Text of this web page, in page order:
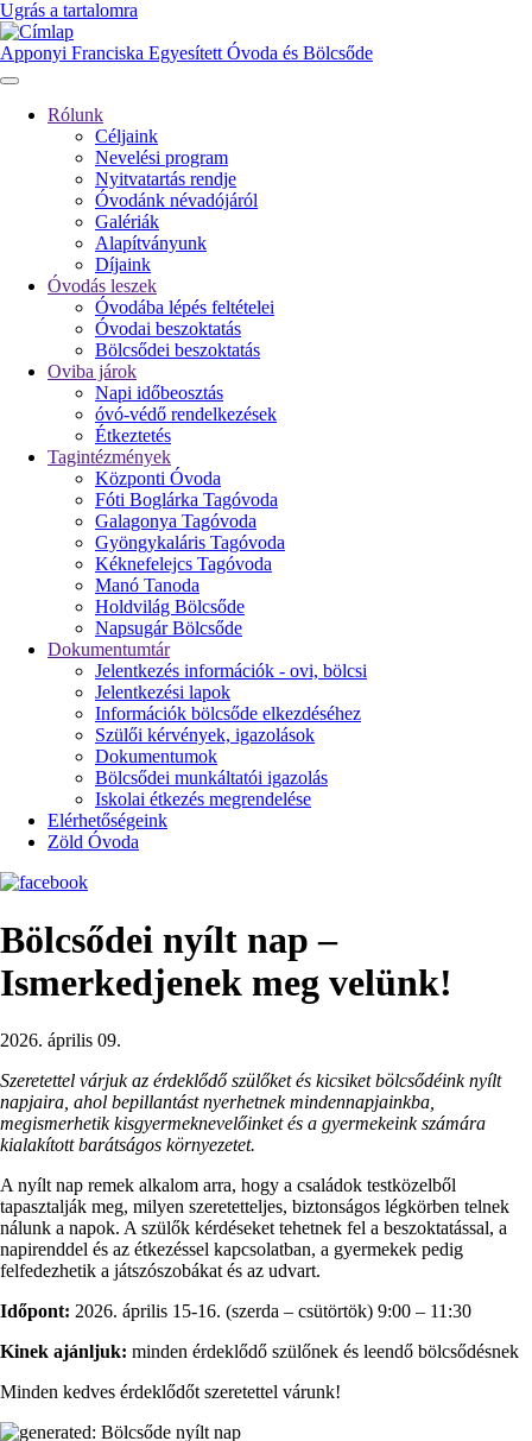
Ugrás a tartalomra
Apponyi Franciska Egyesített Óvoda és Bölcsőde
navigáció
Rólunk
Céljaink
Nevelési program
Nyitvatartás rendje
Óvodánk névadójáról
Galériák
Alapítványunk
Díjaink
Óvodás leszek
Óvodába lépés feltételei
Óvodai beszoktatás
Bölcsődei beszoktatás
Oviba járok
Napi időbeosztás
óvó-védő rendelkezések
Étkeztetés
Tagintézmények
Központi Óvoda
Fóti Boglárka Tagóvoda
Galagonya Tagóvoda
Gyöngykaláris Tagóvoda
Kéknefelejcs Tagóvoda
Manó Tanoda
Holdvilág Bölcsőde
Napsugár Bölcsőde
Dokumentumtár
Jelentkezés információk - ovi, bölcsi
Jelentkezési lapok
Információk bölcsőde elkezdéséhez
Szülői kérvények, igazolások
Dokumentumok
Bölcsődei munkáltatói igazolás
Iskolai étkezés megrendelése
Elérhetőségeink
Zöld Óvoda
Bölcsődei nyílt nap –
Ismerkedjenek meg velünk!
2026. április 09.
Szeretettel várjuk az érdeklődő szülőket és kicsiket bölcsődéink nyílt
napjaira, ahol bepillantást nyerhetnek mindennapjainkba,
megismerhetik kisgyermeknevelőinket és a gyermekeink számára
kialakított barátságos környezetet.
A nyílt nap remek alkalom arra, hogy a családok testközelből
tapasztalják meg, milyen szeretetteljes, biztonságos légkörben telnek
nálunk a napok. A szülők kérdéseket tehetnek fel a beszoktatással, a
napirenddel és az étkezéssel kapcsolatban, a gyermekek pedig
felfedezhetik a játszószobákat és az udvart.
Időpont: 2026. április 15-16. (szerda – csütörtök) 9:00 – 11:30
Kinek ajánljuk: minden érdeklődő szülőnek és leendő bölcsődésnek
Minden kedves érdeklődőt szeretettel várunk!